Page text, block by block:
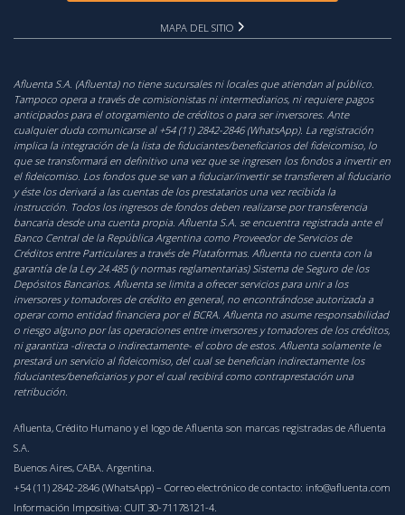
MAPA DEL SITIO
Afluenta S.A. (Afluenta) no tiene sucursales ni locales que atiendan al público.
Tampoco opera a través de comisionistas ni intermediarios, ni requiere pagos
anticipados para el otorgamiento de créditos o para ser inversores. Ante
cualquier duda comunicarse al +54 (11) 2842-2846 (WhatsApp). La registración
implica la integración de la lista de fiduciantes/beneficiarios del fideicomiso, lo
que se transformará en definitivo una vez que se ingresen los fondos a invertir en
el fideicomiso. Los fondos que se van a fiduciar/invertir se transfieren al fiduciario
y éste los derivará a las cuentas de los prestatarios una vez recibida la
instrucción. Todos los ingresos de fondos deben realizarse por transferencia
bancaria desde una cuenta propia. Afluenta S.A. se encuentra registrada ante el
Banco Central de la República Argentina como Proveedor de Servicios de
Créditos entre Particulares a través de Plataformas. Afluenta no cuenta con la
garantía de la Ley 24.485 (y normas reglamentarias) Sistema de Seguro de los
Depósitos Bancarios. Afluenta se limita a ofrecer servicios para unir a los
inversores y tomadores de crédito en general, no encontrándose autorizada a
operar como entidad financiera por el BCRA. Afluenta no asume responsabilidad
o riesgo alguno por las operaciones entre inversores y tomadores de los créditos,
ni garantiza -directa o indirectamente- el cobro de estos. Afluenta solamente le
prestará un servicio al fideicomiso, del cual se benefician indirectamente los
fiduciantes/beneficiarios y por el cual recibirá como contraprestación una
retribución.
Afluenta, Crédito Humano y el logo de Afluenta son marcas registradas de Afluenta
S.A.
Buenos Aires, CABA. Argentina.
+54 (11) 2842-2846 (WhatsApp) – Correo electrónico de contacto: info@afluenta.com
Información Impositiva: CUIT 30-71178121-4.